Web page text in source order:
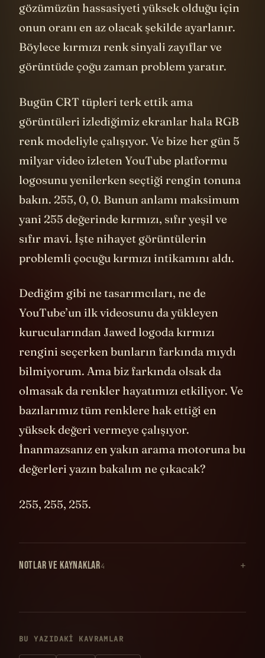
gözümüzün hassasiyeti yüksek olduğu için
onun oranı en az olacak şekilde ayarlanır.
Böylece kırmızı renk sinyali zayıflar ve
görüntüde çoğu zaman problem yaratır.
Bugün CRT tüpleri terk ettik ama
görüntüleri izlediğimiz ekranlar hala RGB
renk modeliyle çalışıyor. Ve bize her gün 5
milyar video izleten YouTube platformu
logosunu yenilerken seçtiği rengin tonuna
bakın. 255, 0, 0. Bunun anlamı maksimum
yani 255 değerinde kırmızı, sıfır yeşil ve
sıfır mavi. İşte nihayet görüntülerin
problemli çocuğu kırmızı intikamını aldı.
Dediğim gibi ne tasarımcıları, ne de
YouTube’un ilk videosunu da yükleyen
kurucularından Jawed logoda kırmızı
rengini seçerken bunların farkında mıydı
bilmiyorum. Ama biz farkında olsak da
olmasak da renkler hayatımızı etkiliyor. Ve
bazılarımız tüm renklere hak ettiği en
yüksek değeri vermeye çalışıyor.
İnanmazsanız en yakın arama motoruna bu
değerleri yazın bakalım ne çıkacak?
255, 255, 255.
NOTLAR VE KAYNAKLAR4
BU YAZIDAKI KAVRAMLAR